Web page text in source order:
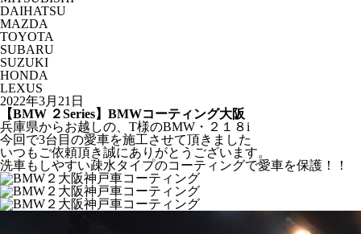
DAIHATSU
MAZDA
TOYOTA
SUBARU
SUZUKI
HONDA
LEXUS
2022年3月21日
【BMW ２Series】BMWコーティング大阪
兵庫県からお越しの、T様のBMW・２１８i
今回で3台目の愛車を施工させて頂きました
いつもご依頼頂き誠にありがとうございます。
洗車もしやすい疎水タイプのコーティングで愛車を保護！！